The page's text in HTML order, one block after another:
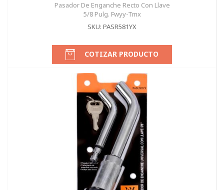
Pasador De Enganche Recto Con Llave
5/8 Pulg. Fwyy-Tmx
SKU: PASR581YX
COTIZAR PRODUCTO